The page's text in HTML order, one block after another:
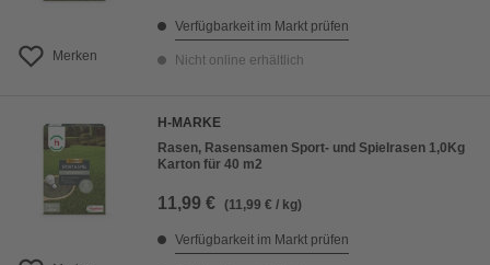
Merken
Verfügbarkeit im Markt prüfen
Nicht online erhältlich
H-MARKE
Rasen, Rasensamen Sport- und Spielrasen 1,0Kg
Karton für 40 m2
11,99 € (11,99 € / kg)
Verfügbarkeit im Markt prüfen